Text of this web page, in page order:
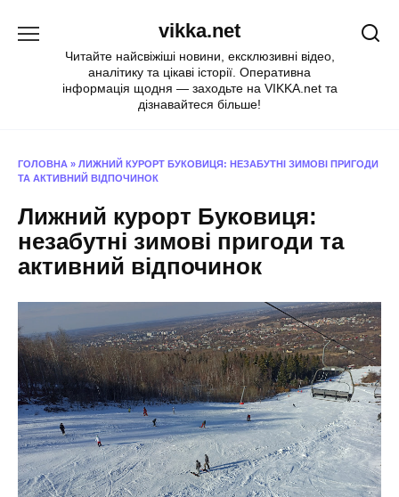
vikka.net
Читайте найсвіжіші новини, ексклюзивні відео,
аналітику та цікаві історії. Оперативна
інформація щодня — заходьте на VIKKA.net та
дізнавайтеся більше!
ГОЛОВНА » ЛИЖНИЙ КУРОРТ БУКОВИЦЯ: НЕЗАБУТНІ ЗИМОВІ ПРИГОДИ
ТА АКТИВНИЙ ВІДПОЧИНОК
Лижний курорт Буковиця:
незабутні зимові пригоди та
активний відпочинок